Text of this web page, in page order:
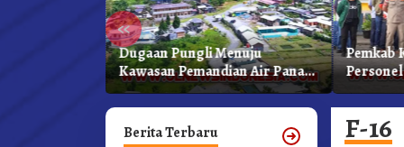
«
Dugaan Pungli Menuju
Kawasan Pemandian Air Panas
Semangat Gunung – Doulu Foto
Dan Videokan!
Pemkab
Dan
Berita Terbaru F-16